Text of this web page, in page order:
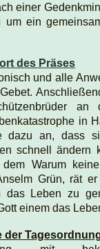
einer
um ein
des Präses
und alle
an
in
dazu an, dass
schnell ändern
Warum
Grün, rät
das Leben zu
einem das
der